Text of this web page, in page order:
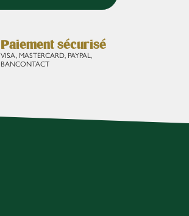
Paiement sécurisé
VISA, MASTERCARD, PAYPAL,
BANCONTACT